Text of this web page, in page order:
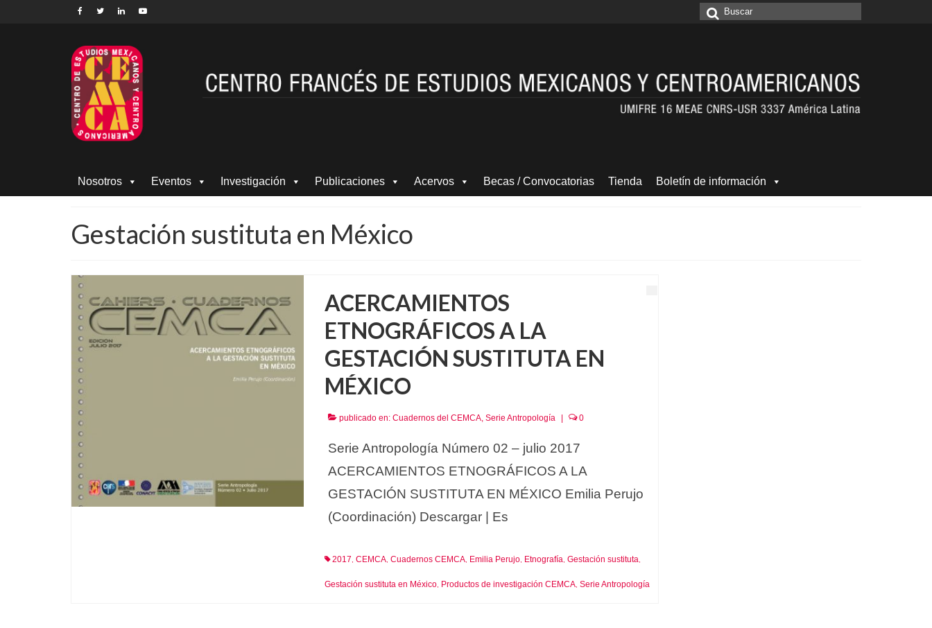
Buscar
Nosotros Eventos Investigación Publicaciones Acervos Becas / Convocatorias Tienda Boletín de información
Gestación sustituta en México
ACERCAMIENTOS
ETNOGRÁFICOS A LA
GESTACIÓN SUSTITUTA EN
MÉXICO
publicado en: Cuadernos del CEMCA, Serie Antropología | 0
Serie Antropología Número 02 – julio 2017
ACERCAMIENTOS ETNOGRÁFICOS A LA
GESTACIÓN SUSTITUTA EN MÉXICO Emilia Perujo
(Coordinación) Descargar | Es
2017 CEMCA, Cuadernos CEMCA, Emilia Perujo, Etnografía Gestación sustituta
Gestación sustituta en México, Productos de investigación CEMCA, Serie Antropología